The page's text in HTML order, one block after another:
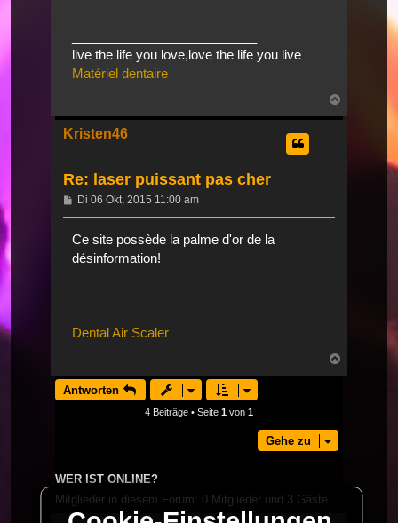
live the life you love,love the life you live
Matériel dentaire
oben
Kristen46
Re: laser puissant pas cher
Beitrag
Di 06 Okt, 2015 11:00 am
Ce site possède la palme d'or de la
désinformation!
Dental Air Scaler
oben
Antworten
4 Beiträge • Seite 1 von 1
Gehe zu
WER IST ONLINE?
Mitglieder in diesem Forum: 0 Mitglieder und 3 Gäste